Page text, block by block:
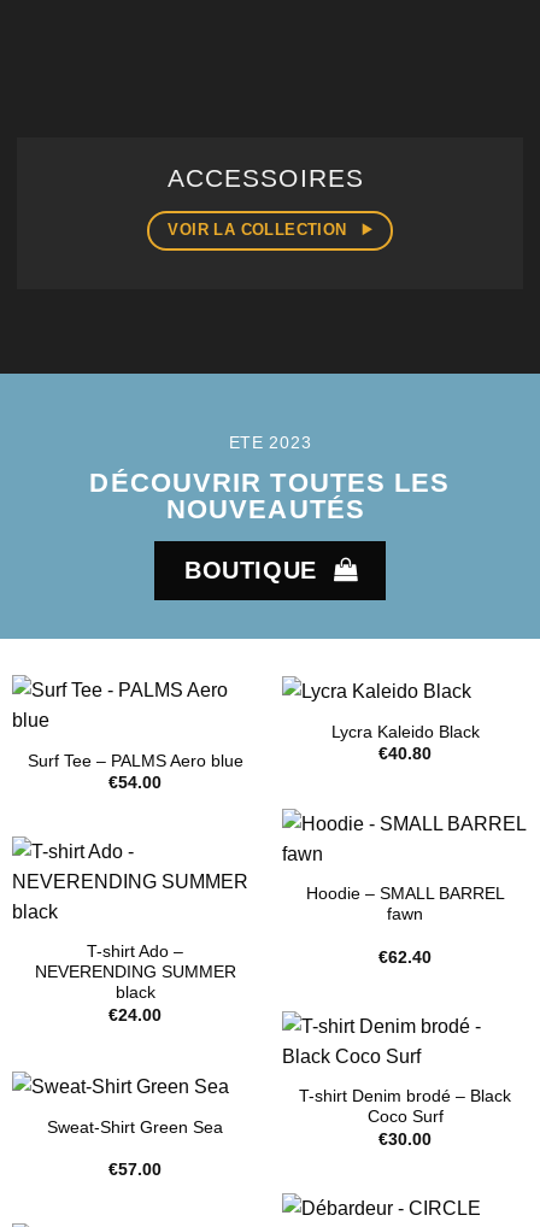
ACCESSOIRES
VOIR LA COLLECTION
ETE 2023
DÉCOUVRIR TOUTES LES
NOUVEAUTÉS
BOUTIQUE
Surf Tee – PALMS Aero blue
€54.00
Lycra Kaleido Black
€40.80
Hoodie – SMALL BARREL
fawn
€62.40
T-shirt Ado –
NEVERENDING SUMMER
black
€24.00
T-shirt Denim brodé – Black
Coco Surf
€30.00
Sweat-Shirt Green Sea
€57.00